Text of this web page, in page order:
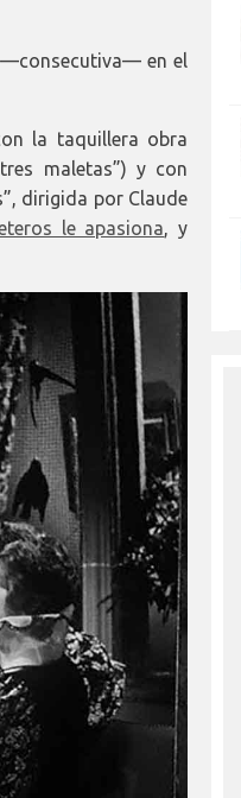
—consecutiva— en el
la taquillera obra
maletas”) y con
dirigida por Claude
le apasiona, y